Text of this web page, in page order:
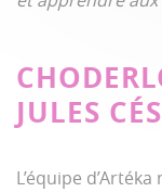
JULES
L’équipe